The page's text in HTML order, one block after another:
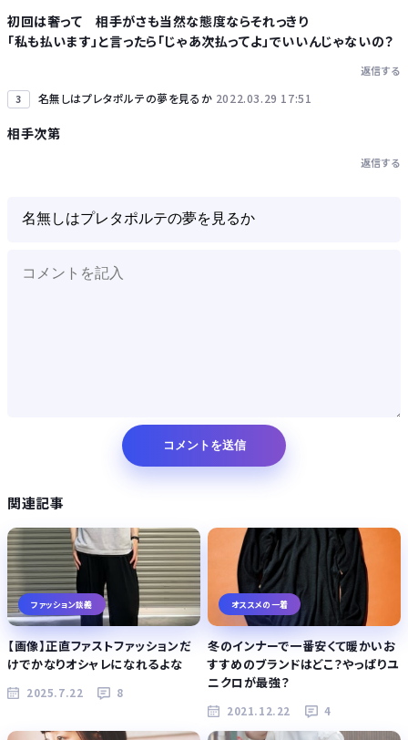
初回は奢って 相手がさも当然な態度ならそれっきり
「私も払います」と言ったら「じゃあ次払ってよ」でいいんじゃないの？
返信する
3 名無しはプレタポルテの夢を見るか 2022.03.29 17:51
相手次第
返信する
関連記事
ファッション談義
【画像】正直ファストファッションだ
けでかなりオシャレになれるよな
2025.7.22 8
オススメの一着
冬のインナーで一番安くて暖かいお
すすめのブランドはどこ？やっぱりユ
ニクロが最強？
2021.12.22 4